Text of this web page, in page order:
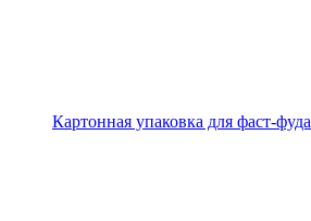
Картонная упаковка для фаст-фуда